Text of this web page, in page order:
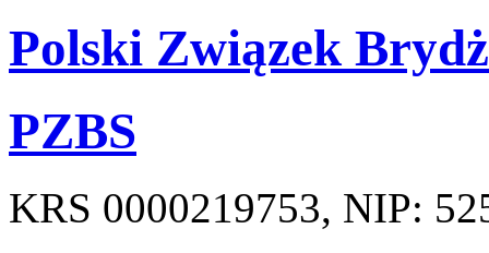
Polski Związek
PZBS
KRS 0000219753, NIP: